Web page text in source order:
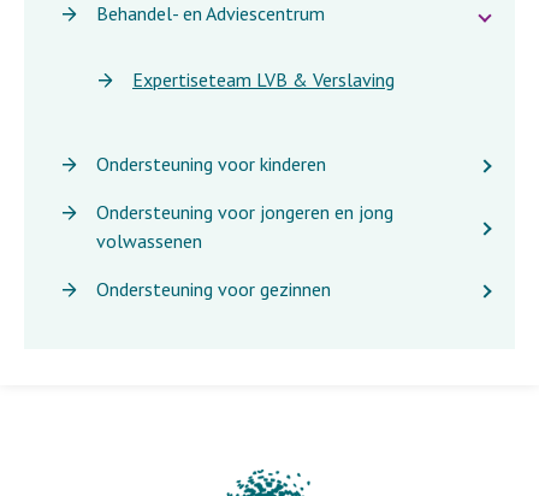
Behandel- en Adviescentrum
Expertiseteam LVB & Verslaving
Ondersteuning voor kinderen
Ondersteuning voor jongeren en jong
volwassenen
Ondersteuning voor gezinnen